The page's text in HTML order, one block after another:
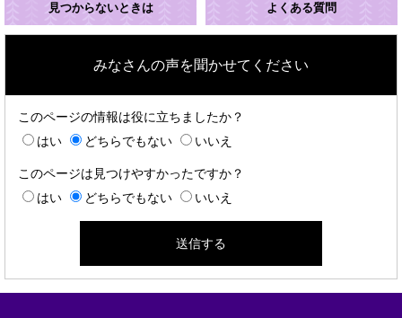
見つからないときは よくある質問
みなさんの声を聞かせてください
このページの情報は役に立ちましたか？
はい
どちらでもない いいえ
このページは見つけやすかったですか？
はい
どちらでもない いいえ